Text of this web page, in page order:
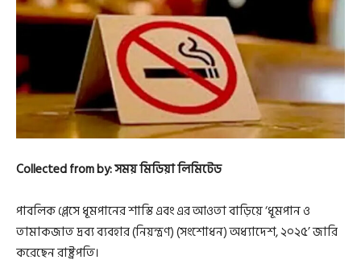
Collected from by: সময় মিডিয়া লিমিটেড
পাবলিক প্লেসে ধূমপানের শাস্তি এবং এর আওতা বাড়িয়ে ‘ধূমপান ও
তামাকজাত দ্রব্য ব্যবহার (নিয়ন্ত্রণ) (সংশোধন) অধ্যাদেশ, ২০২৫’ জারি
করেছেন রাষ্ট্রপতি।